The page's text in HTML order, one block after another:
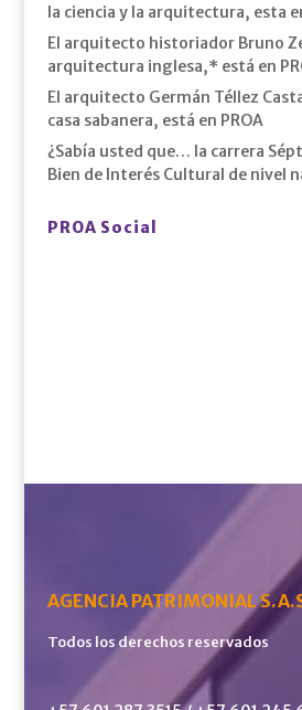
la ciencia y la arquitectura, esta
El arquitecto historiador Bruno
arquitectura inglesa,* está en
El arquitecto Germán Téllez
casa sabanera, está en PROA
¿Sabía usted que… la carrera
Bien de Interés Cultural de nivel
PROA Social
AGENCIA PATRIMONIAL
Todos los derechos reservados